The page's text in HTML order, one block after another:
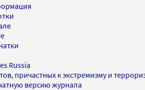
Russia
причастных к экстремизму и
версию журнала